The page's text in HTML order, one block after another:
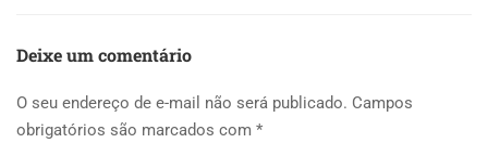
Deixe um comentário
O seu endereço de e-mail não será publicado. Campos
obrigatórios são marcados com *